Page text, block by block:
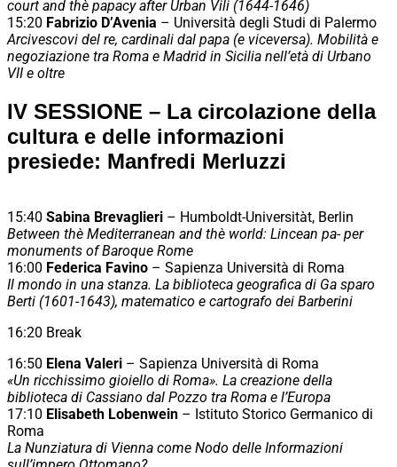
court and thè papacy after Urban Vili (1644-1646)
15:20 Fabrizio D’Avenia – Università degli Studi di Palermo
Arcivescovi del re, cardinali dal papa (e viceversa). Mo­bilità e
negoziazione tra Roma e Madrid in Sicilia nell’età di Urbano
VII e oltre
IV SESSIONE – La circolazione della
cultura e delle informazioni
presiede: Manfredi Merluzzi
15:40 Sabina Brevaglieri – Humboldt-Universitàt, Berlin
Between thè Mediterranean and thè world: Lincean pa- per
monuments of Baroque Rome
16:00 Federica Favino – Sapienza Università di Roma
Il mondo in una stanza. La biblioteca geografica di Ga­ sparo
Berti (1601-1643), matematico e cartografo dei Barberini
16:20 Break
16:50 Elena Valeri – Sapienza Università di Roma
«Un ricchissimo gioiello di Roma». La creazione della
biblioteca di Cassiano dal Pozzo tra Roma e l’Europa
17:10 Elisabeth Lobenwein – Istituto Storico Germanico di
Roma
La Nunziatura di Vienna come Nodo delle Informa­zioni